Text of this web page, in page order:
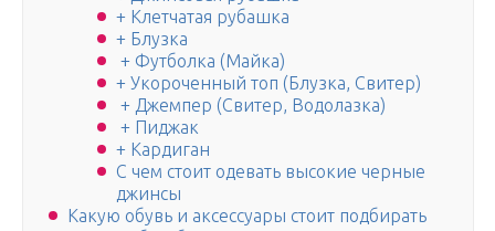
+ Клетчатая рубашка
+ Блузка
+ Футболка (Майка)
+ Укороченный топ (Блузка, Свитер)
+ Джемпер (Свитер, Водолазка)
+ Пиджак
+ Кардиган
C чем стоит одевать высокие черные
джинсы
Какую обувь и аксессуары стоит подбирать